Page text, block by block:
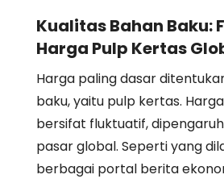
Kualitas Bahan Baku:
Harga Pulp Kertas
Harga paling dasar
baku, yaitu pulp kertas.
bersifat fluktuatif,
pasar global. Seperti yang
berbagai portal berita